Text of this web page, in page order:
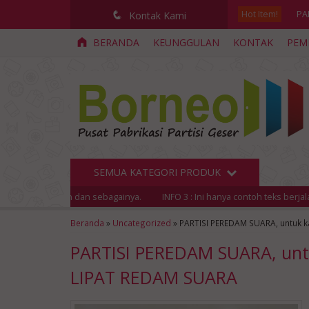
q Kontak Kami Hot Item!
BERANDA KEUNGGULAN KONTAK
SEMUA KATEGORI PRODUK
INFO 3 : Ini hanya contoh teks berjalan yang dapat
Beranda » Uncategorized » PARTISI PEREDAM SUARA,
PARTISI PEREDAM SUARA,
LIPAT REDAM SUARA